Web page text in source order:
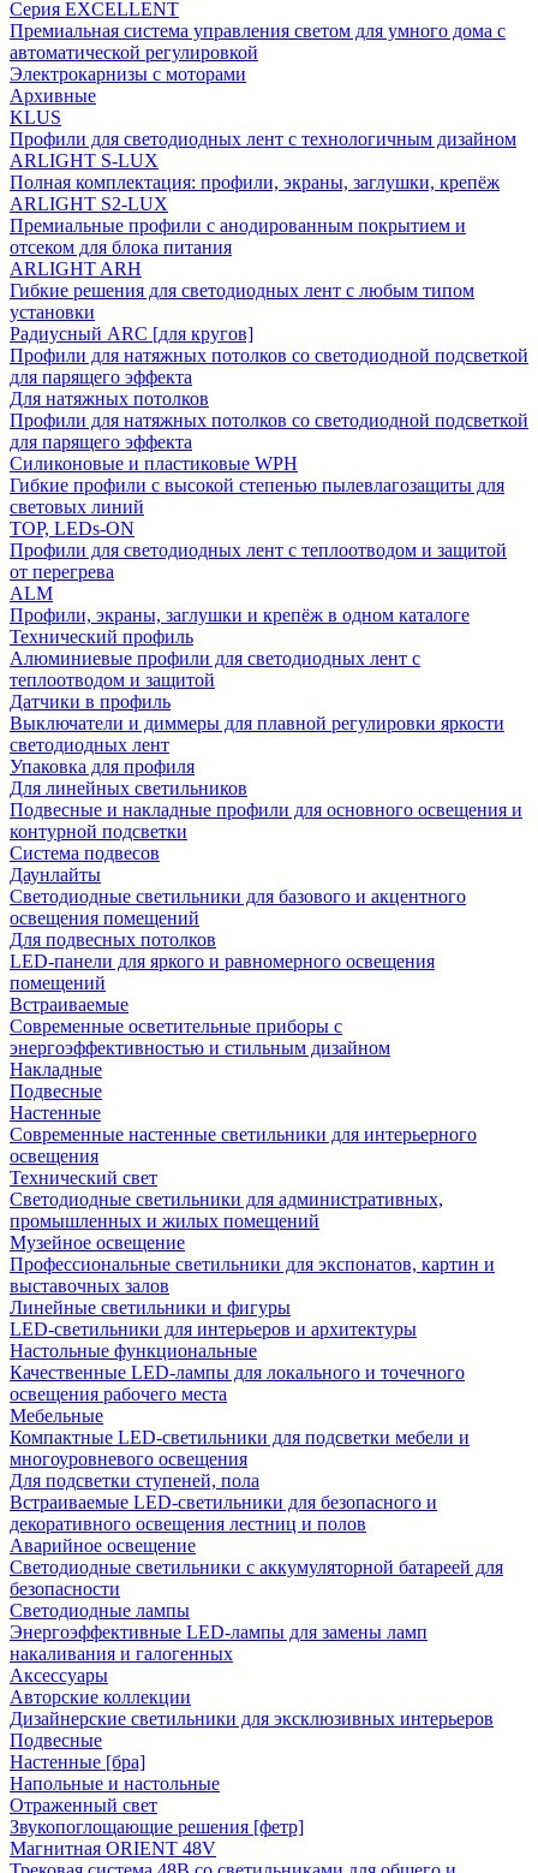
Серия EXCELLENT
Премиальная система управления светом для умного дома с
автоматической регулировкой
Электрокарнизы с моторами
Архивные
KLUS
Профили для светодиодных лент с технологичным дизайном
ARLIGHT S-LUX
Полная комплектация: профили, экраны, заглушки, крепёж
ARLIGHT S2-LUX
Премиальные профили с анодированным покрытием и
отсеком для блока питания
ARLIGHT ARH
Гибкие решения для светодиодных лент с любым типом
установки
Радиусный ARC [для кругов]
Профили для натяжных потолков со светодиодной подсветкой
для парящего эффекта
Для натяжных потолков
Профили для натяжных потолков со светодиодной подсветкой
для парящего эффекта
Силиконовые и пластиковые WPH
Гибкие профили с высокой степенью пылевлагозащиты для
световых линий
TOP, LEDs-ON
Профили для светодиодных лент с теплоотводом и защитой
от перегрева
ALM
Профили, экраны, заглушки и крепёж в одном каталоге
Технический профиль
Алюминиевые профили для светодиодных лент с
теплоотводом и защитой
Датчики в профиль
Выключатели и диммеры для плавной регулировки яркости
светодиодных лент
Упаковка для профиля
Для линейных светильников
Подвесные и накладные профили для основного освещения и
контурной подсветки
Система подвесов
Даунлайты
Светодиодные светильники для базового и акцентного
освещения помещений
Для подвесных потолков
LED-панели для яркого и равномерного освещения
помещений
Встраиваемые
Современные осветительные приборы с
энергоэффективностью и стильным дизайном
Накладные
Подвесные
Настенные
Современные настенные светильники для интерьерного
освещения
Технический свет
Светодиодные светильники для административных,
промышленных и жилых помещений
Музейное освещение
Профессиональные светильники для экспонатов, картин и
выставочных залов
Линейные светильники и фигуры
LED-светильники для интерьеров и архитектуры
Настольные функциональные
Качественные LED-лампы для локального и точечного
освещения рабочего места
Мебельные
Компактные LED-светильники для подсветки мебели и
многоуровневого освещения
Для подсветки ступеней, пола
Встраиваемые LED-светильники для безопасного и
декоративного освещения лестниц и полов
Аварийное освещение
Светодиодные светильники с аккумуляторной батареей для
безопасности
Светодиодные лампы
Энергоэффективные LED-лампы для замены ламп
накаливания и галогенных
Аксессуары
Авторские коллекции
Дизайнерские светильники для эксклюзивных интерьеров
Подвесные
Настенные [бра]
Напольные и настольные
Отраженный свет
Звукопоглощающие решения [фетр]
Магнитная ORIENT 48V